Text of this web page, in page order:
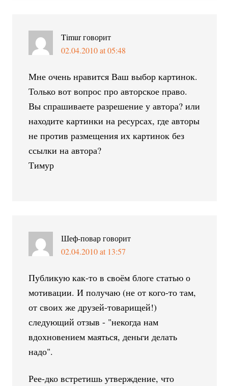
Timurговорит
02.04.2010 at 05:48
Мне очень нравится Ваш выбор картинок.
Только вот вопрос про авторское право.
Вы спрашиваете разрешение у автора? или
находите картинки на ресурсах, где авторы
не против размещения их картинок без
ссылки на автора?
Тимур
Шеф-повар говорит
02.04.2010 at 13:57
Публикую как-то в своём блоге статью о
мотивации. И получаю (не от кого-то там,
от своих же друзей-товарищей!)
следующий отзыв - "некогда нам
вдохновением маяться, деньги делать
надо".
Рее-дко встретишь утверждение, что